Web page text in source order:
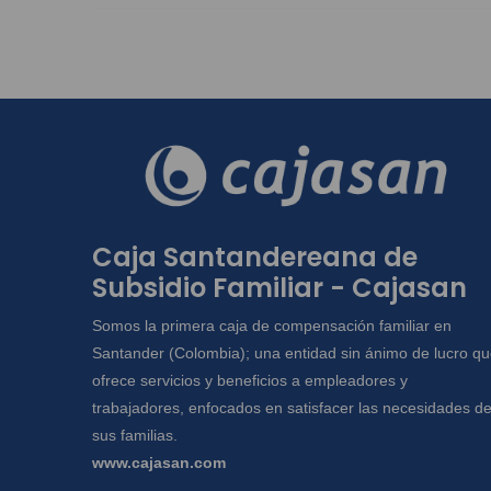
Caja Santandereana de
Subsidio Familiar - Cajasan
Somos la primera caja de compensación familiar en
Santander (Colombia); una entidad sin ánimo de lucro
ofrece servicios y beneficios a empleadores y
trabajadores, enfocados en satisfacer las necesidades de
sus familias.
www.cajasan.com